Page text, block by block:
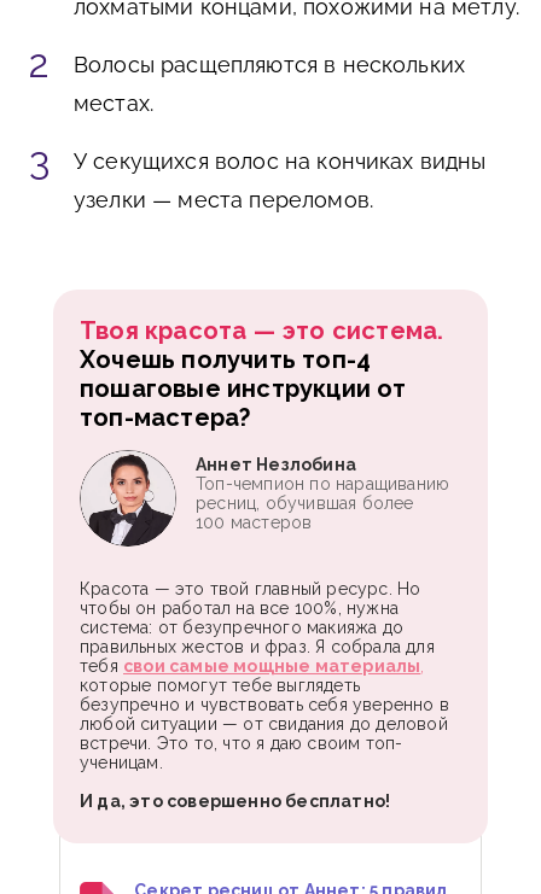
лохматыми концами, похожими на метлу.
Волосы расщепляются в нескольких
местах.
У секущихся волос на кончиках видны
узелки — места переломов.
Твоя красота — это система.
Хочешь получить топ-4
пошаговые инструкции от
топ-мастера?
Красота — это твой главный ресурс. Но
чтобы он работал на все 100%, нужна
система: от безупречного макияжа до
правильных жестов и фраз. Я собрала для
тебя свои самые мощные материалы
которые помогут тебе выглядеть
безупречно и чувствовать себя уверенно в
любой ситуации — от свидания до деловой
встречи. Это то, что я даю своим топ-
ученицам.
И да, это совершенно бесплатно!
Аннет Незлобина
Топ-чемпион по наращиванию
ресниц, обучившая более
100 мастеров
Секрет ресниц от Аннет: 5 правил,